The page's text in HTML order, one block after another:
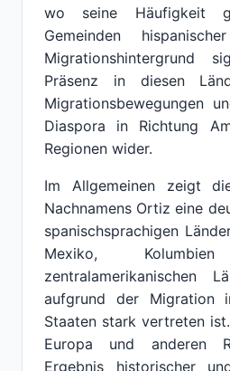
wo seine Häufigkeit
Gemeinden
Migrationshintergrund
Präsenz in diesen
Migrationsbewegungen
Diaspora in Richtung
Regionen wider.
Im Allgemeinen zeigt
Nachnamens Ortiz eine
spanischsprachigen
Mexiko,
zentralamerikanischen
aufgrund der Migration
Staaten stark vertreten
Europa und anderen
Ergebnis historischer